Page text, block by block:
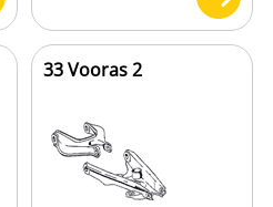
33 Vooras 2